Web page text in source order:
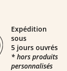
Expédition
sous
5 jours ouvrés
* hors produits
personnalisés